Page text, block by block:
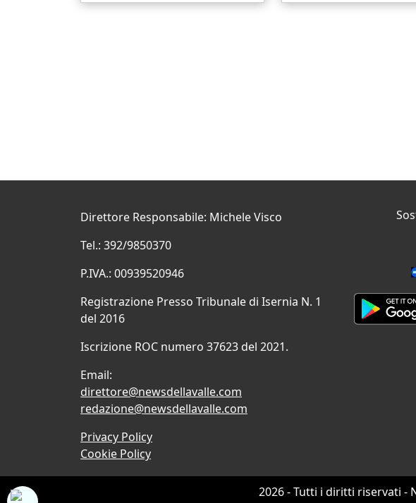
Direttore Responsabile: Michele Visco
Tel.: 392/9850370
P.IVA.: 00939520946
Registrazione Presso Tribunale di Isernia N. 1
del 2016
Iscrizione ROC numero 37623 del 2021.
Email:
direttore@newsdellavalle.com
redazione@newsdellavalle.com
Privacy Policy
Cookie Policy
2026 - Tutti i diritti riservati -